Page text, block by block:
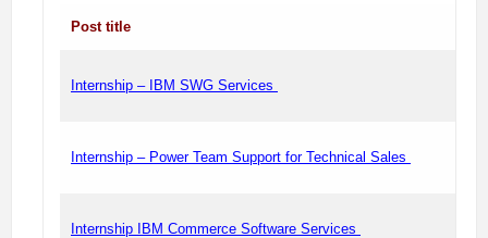
Post title
Internship – IBM SWG Services
Internship – Power Team Support for Technical Sales
Internship IBM Commerce Software Services